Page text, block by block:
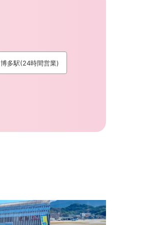
博多駅(24時間営業)